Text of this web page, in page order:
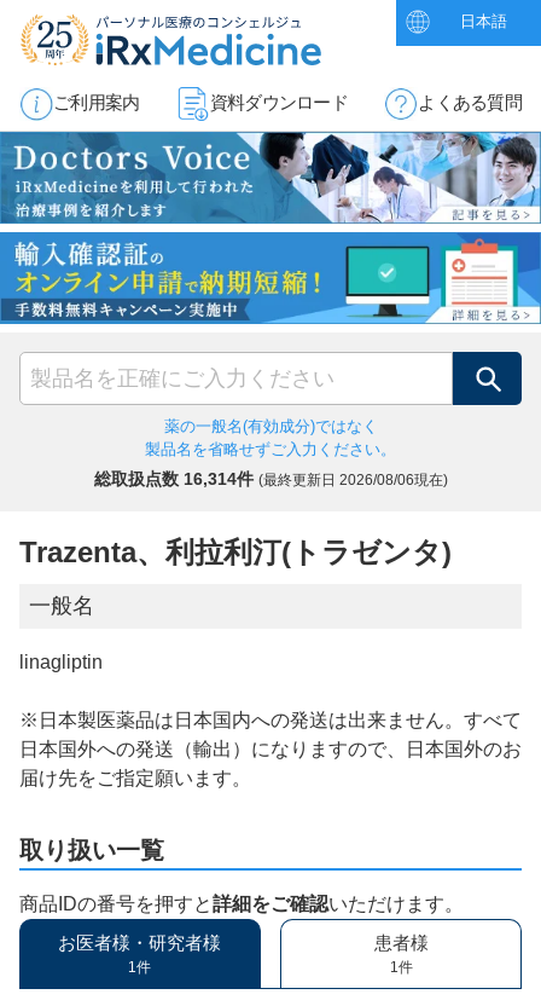
日本語
ご利用案内 資料ダウンロード よくある質問
検索
薬の一般名(有効成分)ではなく
製品名を省略せずご入力ください。
総取扱点数 16,314件 (最終更新日 2026/08/06現在)
Trazenta、利拉利汀(トラゼンタ)
一般名
linagliptin
※日本製医薬品は日本国内への発送は出来ません。すべて
日本国外への発送（輸出）になりますので、日本国外のお
届け先をご指定願います。
取り扱い一覧
商品IDの番号を押すと詳細をご確認いただけます。
お医者様・研究者様
1件
患者様
1件